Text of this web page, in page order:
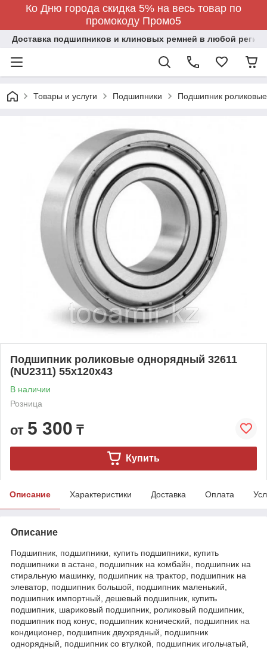
Ко Дню города скидка 5% на весь товар по
промокоду Промо5
Доставка подшипников и клиновых ремней в любой регион
Товары и услуги Подшипники Подшипник
Подшипник роликовые однорядный 32611
(NU2311) 55x120x43
В наличии
Розница
от 5 300 ₸
Купить
Описание Характеристики Доставка Оплата
Описание
Подшипник, подшипники, купить подшипники, купить
подшипники в астане, подшипник на комбайн, подшипник на
стиральную машинку, подшипник на трактор, подшипник на
элеватор, подшипник большой, подшипник маленький,
подшипник импортный, дешевый подшипник, купить
подшипник, шариковый подшипник, роликовый подшипник,
подшипник под конус, подшипник конический, подшипник на
кондиционер, подшипник двухрядный, подшипник
однорядный, подшипник со втулкой, подшипник игольчатый,